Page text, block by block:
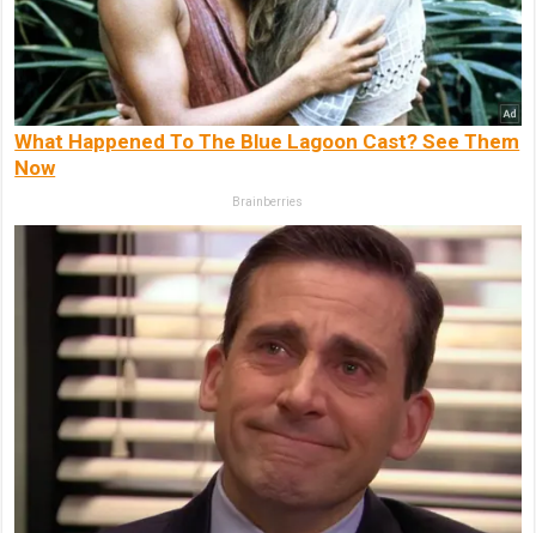
What Happened To The Blue Lagoon Cast? See Them
Now
Brainberries